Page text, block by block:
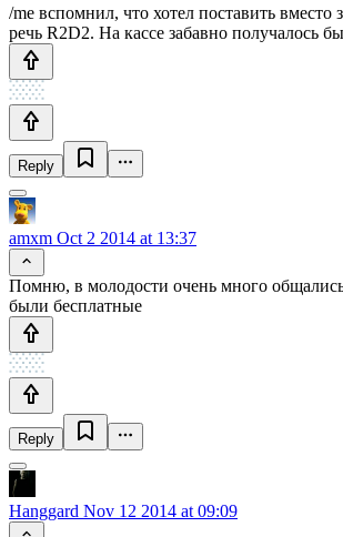
/me вспомнил, что хотел поставить вместо
речь R2D2. На кассе забавно получалось
Reply
amxm Oct 2 2014 at 13:37
Помню, в молодости очень много
были бесплатные
Reply
Hanggard Nov 12 2014 at 09:09